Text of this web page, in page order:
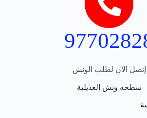
إتصل الآن لطلب الونش
سطحه ونش العديلية